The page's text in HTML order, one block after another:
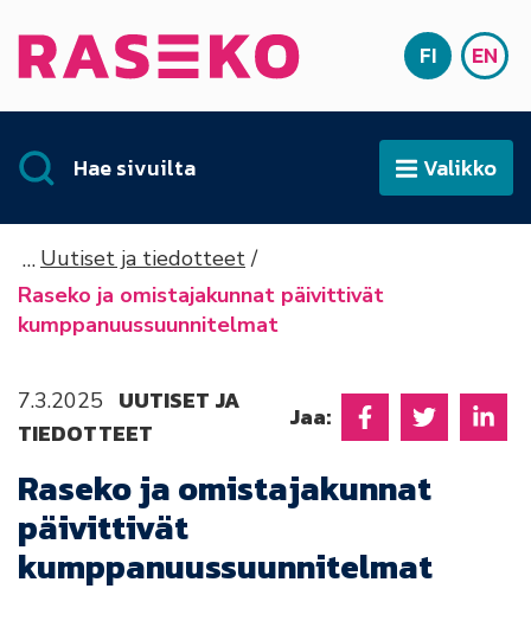
Etusivu SUOMI
FI EN
Hae sivuilta AvaaValikko
Uutiset ja tiedotteet
Raseko ja omistajakunnat päivittivät
kumppanuussuunnitelmat
7.3.2025
UUTISET JA
TIEDOTTEET
Jaa: Jaa Facebookissa
Jaa Jaa
Raseko ja omistajakunnat
päivittivät
kumppanuussuunnitelmat